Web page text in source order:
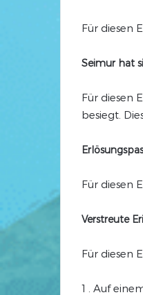
Für diesen
Seimur hat
Für diesen
besiegt.
Für diesen
Verstreute
Für diesen
1 . Auf